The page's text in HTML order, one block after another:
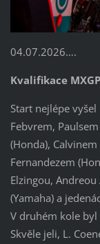
04.07.2026….
Kvalifikace MXGP
Start nejlépe vyšel
Febvrem,
(Honda),
Fernandezem
Elzingou,
(Yamaha) a
V druhém kole byl
Skvěle jeli, L.